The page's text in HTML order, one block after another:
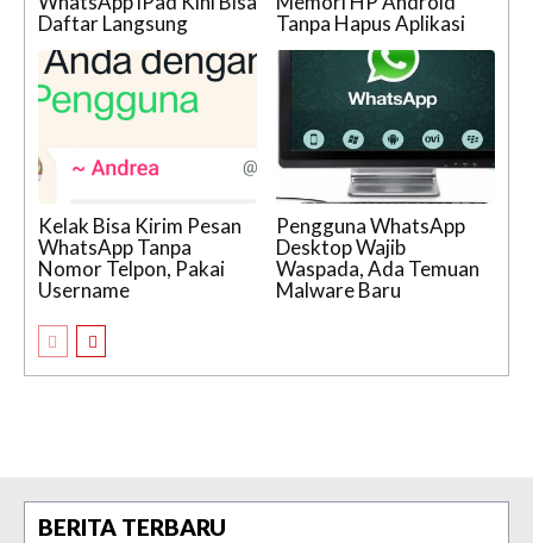
Daftar Langsung
Tanpa Hapus Aplikasi
Kelak Bisa Kirim Pesan
WhatsApp Tanpa
Nomor Telpon, Pakai
Username
Pengguna WhatsApp
Desktop Wajib
Waspada, Ada Temuan
Malware Baru
BERITA TERBARU